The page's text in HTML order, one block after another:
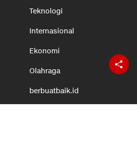
Teknologi
Internasional
Ekonomi
Olahraga
berbuatbaik.id